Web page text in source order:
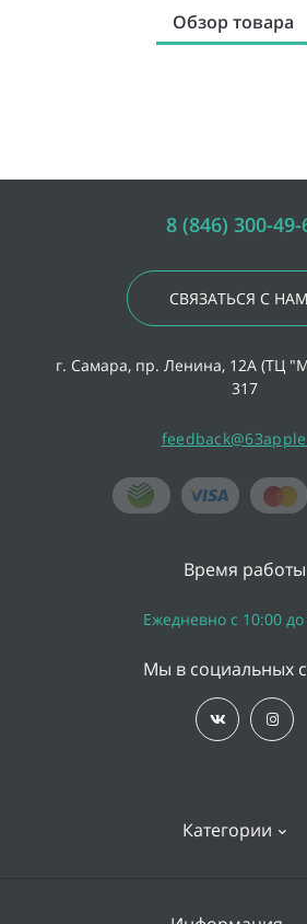
Обзор товара
8 (846) 300-49-
СВЯЗАТЬСЯ С
г. Самара, пр. Ленина, 12А (ТЦ
317
Категории
Время работы
Ежедневно с 10:00 до
Мы в социальных